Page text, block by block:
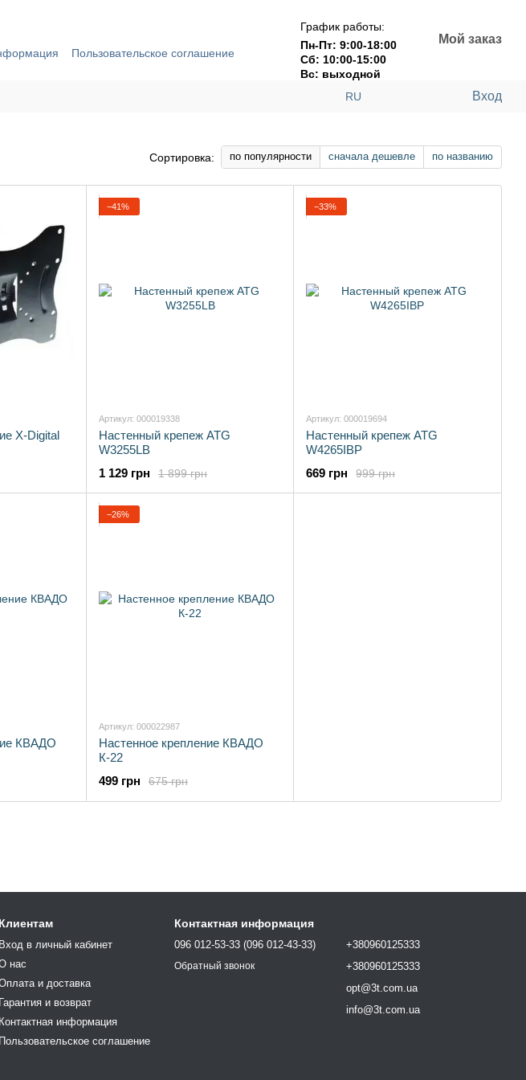
Пользовательское соглашение
График работы:
Пн-Пт: 9:00-18:00
Сб: 10:00-15:00
Вс: выходной
Мой заказ
RU Вход
Сортировка: по популярности сначала дешевле по названию
X-Digital
−41%
Артикул: 000019338
Настенный крепеж ATG
W3255LB
1 899 грн
1 129 грн
−33%
Артикул: 000019694
Настенный крепеж ATG
W4265IBP
999 грн
669 грн
КВАДО
−26%
Артикул: 000022987
Настенное крепление КВАДО
К-22
675 грн
499 грн
Клиентам
Вход в личный кабинет
нас
и доставка
Гарантия и возврат
Контактная информация
Пользовательское соглашение
Контактная информация
096 012-53-33 (096 012-43-33)
Обратный звонок
+380960125333
+380960125333
opt@3t.com.ua
info@3t.com.ua